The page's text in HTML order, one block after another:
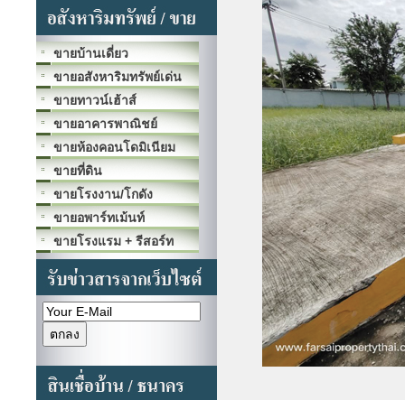
ขายบ้านเดี่ยว
ขายอสังหาริมทรัพย์เด่น
ขายทาวน์เฮ้าส์
ขายอาคารพาณิชย์
ขายห้องคอนโดมิเนียม
ขายที่ดิน
ขายโรงงาน/โกดัง
ขายอพาร์ทเม้นท์
ขายโรงแรม + รีสอร์ท